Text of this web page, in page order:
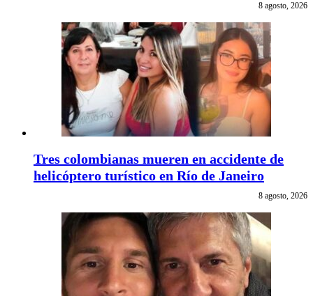
8 agosto, 2026
Tres colombianas mueren en accidente de
helicóptero turístico en Río de Janeiro
8 agosto, 2026